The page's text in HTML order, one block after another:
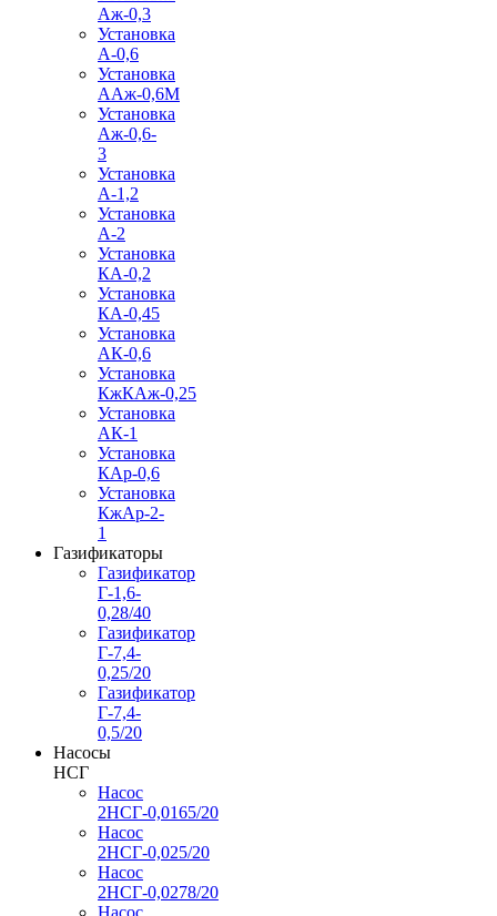
Аж-0,3
Установка
А-0,6
Установка
ААж-0,6М
Установка
Аж-0,6-
3
Установка
А-1,2
Установка
А-2
Установка
КА-0,2
Установка
КА-0,45
Установка
АК-0,6
Установка
КжКАж-0,25
Установка
АК-1
Установка
КАр-0,6
Установка
КжАр-2-
1
Газификаторы
Газификатор
Г-1,6-
0,28/40
Газификатор
Г-7,4-
0,25/20
Газификатор
Г-7,4-
0,5/20
Насосы
НСГ
Насос
2НСГ-0,0165/20
Насос
2НСГ-0,025/20
Насос
2НСГ-0,0278/20
Насос